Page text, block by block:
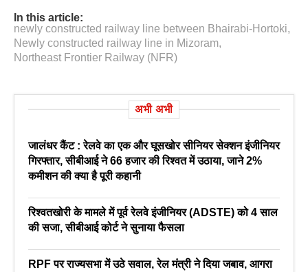
In this article:
newly constructed railway line between Bhairabi-Hortoki,
Newly constructed railway line in Mizoram,
Northeast Frontier Railway (NFR)
अभी अभी
जालंधर कैंट : रेलवे का एक और घूसखोर सीनियर सेक्शन इंजीनियर
गिरफ्तार, सीबीआई ने 66 हजार की रिश्वत में उठाया, जाने 2%
कमीशन की क्या है पूरी कहानी
रिश्वतखोरी के मामले में पूर्व रेलवे इंजीनियर (ADSTE) को 4 साल
की सजा, सीबीआई कोर्ट ने सुनाया फैसला
RPF पर राज्यसभा में उठे सवाल, रेल मंत्री ने दिया जबाव, आगरा